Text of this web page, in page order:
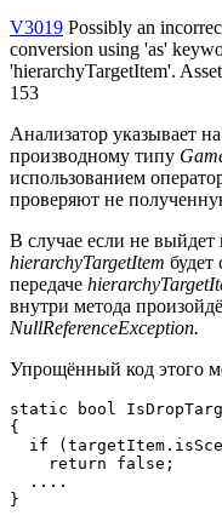
V3019 Possibly an
conversion using 'as'
'hierarchyTargetItem'.
153
Анализатор указывает
производному типу
использованием
проверяют не
В случае если не
hierarchyTargetItem будет
передаче
внутри метода
NullReferenceException.
Упрощённый код этого
static bool
{
if
    return false;
  ....
}